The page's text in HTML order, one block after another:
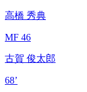
高橋 秀典
MF 46
古賀 俊太郎
68’